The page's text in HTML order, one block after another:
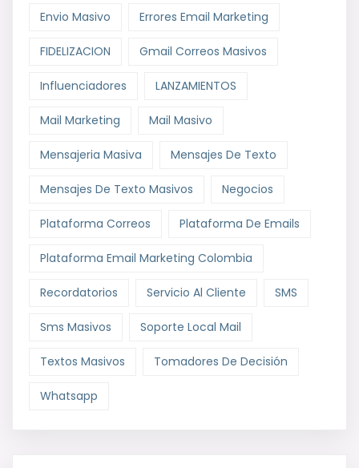
Envio Masivo Errores Email Marketing
FIDELIZACION Gmail Correos Masivos
Influenciadores LANZAMIENTOS
Mail Marketing Mail Masivo
Mensajeria Masiva Mensajes De Texto
Mensajes De Texto Masivos Negocios
Plataforma Correos Plataforma De Emails
Plataforma Email Marketing Colombia
Recordatorios Servicio Al Cliente SMS
Sms Masivos Soporte Local Mail
Textos Masivos Tomadores De Decisión
Whatsapp